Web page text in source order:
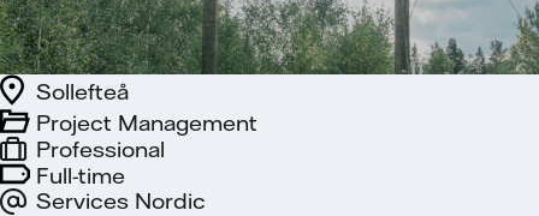
Full-time
Services Nordic
Project Management
Sollefteå
Professional